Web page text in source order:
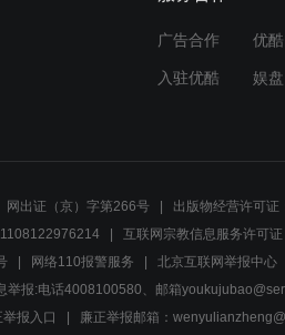
广告合作 优
入驻优酷 娱盘
网出证（京）字第266号
出版物经营许可
互联网宗教信息服务许可
网络110报警服务 北京互联网举报中心
举报:电话4008100580、邮箱
举报入口 廉正举报邮箱：